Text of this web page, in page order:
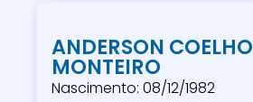
ANDERSON COELHO
MONTEIRO
Nascimento: 08/12/1982